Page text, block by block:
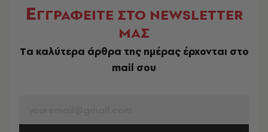
ΕΓΓΡΑΦΕΙΤΕ ΣΤΟ NEWSLETTER
ΜΑΣ
Tα καλύτερα άρθρα της ημέρας έρχονται στο
mail σου